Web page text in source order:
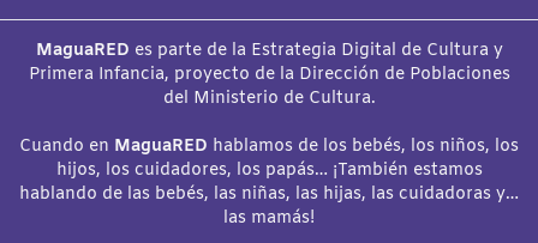
MaguaRED es parte de la Estrategia Digital de Cultura y
Primera Infancia, proyecto de la Dirección de Poblaciones
del Ministerio de Cultura.
Cuando en MaguaRED hablamos de los bebés, los niños, los
hijos, los cuidadores, los papás… ¡También estamos
hablando de las bebés, las niñas, las hijas, las cuidadoras y…
las mamás!